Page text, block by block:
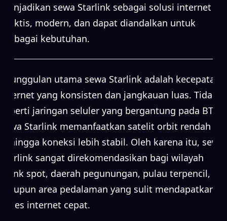
menjadikan sewa Starlink sebagai solusi internet
praktis, modern, dan dapat diandalkan untuk
berbagai kebutuhan.
Keunggulan utama sewa Starlink adalah kecepatan
internet yang konsisten dan jangkauan luas. Tidak
seperti jaringan seluler yang bergantung pada BTS,
sewa Starlink memanfaatkan satelit orbit rendah
sehingga koneksi lebih stabil. Oleh karena itu, sewa
Starlink sangat direkomendasikan bagi wilayah
blank spot, daerah pegunungan, pulau terpencil,
maupun area pedalaman yang sulit mendapatkan
akses internet cepat.